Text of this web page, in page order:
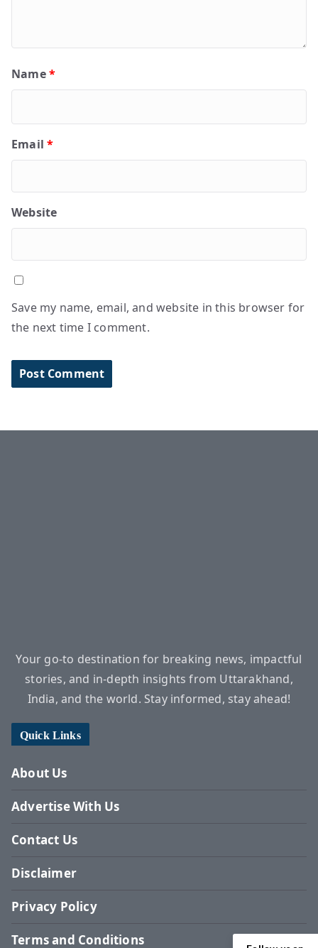
Name*
Email*
Website
Save my name, email, and website in this browser for
the next time I comment.
Your go-to destination for breaking news, impactful
stories, and in-depth insights from Uttarakhand,
India, and the world. Stay informed, stay ahead!
Quick Links
About Us
Advertise With Us
Contact Us
Disclaimer
Privacy Policy
Terms and Conditions